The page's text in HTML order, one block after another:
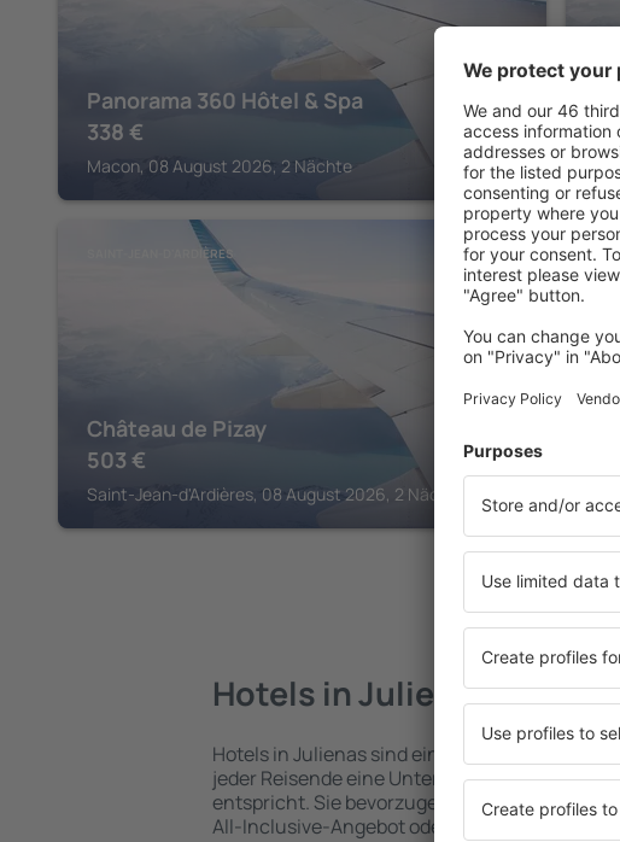
Panorama 360 Hôtel & Spa
338 €
Macon, 08 August 2026, 2 Nächte
SAINT-JEAN-D'ARDIÈRES
Château de Pizay
503 €
Saint-Jean-d'Ardières, 08 August 2026, 2 Nächte
Hotels in Julienas
Hotels in Julienas sind eine vielfältige
jeder Reisende eine Unterkunft findet, die
entspricht. Sie bevorzugen ein Hotel mit
All-Inclusive-Angebot oder wählen Hotels aus,